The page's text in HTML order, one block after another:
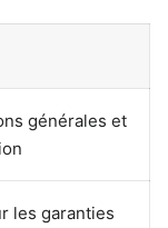
générales et
les garanties